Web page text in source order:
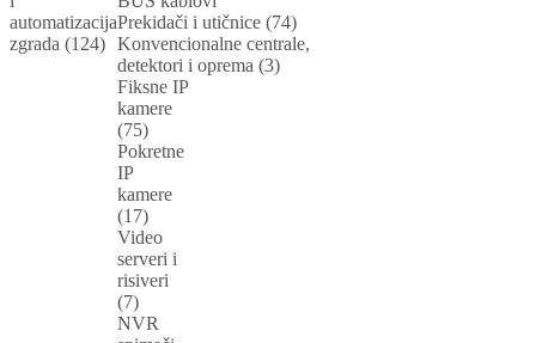
automatizacija
zgrada (124)
Prekidači i utičnice (74)
Konvencionalne centrale,
detektori i oprema (3)
Fiksne IP
kamere
(75)
Pokretne
IP
kamere
(17)
Video
serveri i
risiveri
(7)
NVR